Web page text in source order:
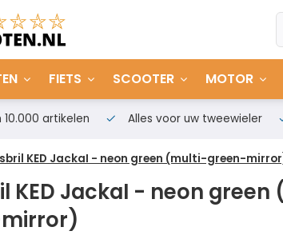
FIETS SCOOTER MOTOR
10.000 artikelen Alles voor uw tweewieler
KED JackaI - neon green (multi-green-
KED JackaI - neon